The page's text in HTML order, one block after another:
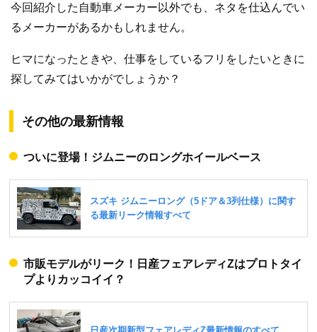
今回紹介した自動車メーカー以外でも、ネタを仕込んでい
るメーカーがあるかもしれません。
ヒマになったときや、仕事をしているフリをしたいときに
探してみてはいかがでしょうか？
その他の最新情報
ついに登場！ジムニーのロングホイールベース
市販モデルがリーク！日産フェアレディZはプロトタイ
プよりカッコイイ？